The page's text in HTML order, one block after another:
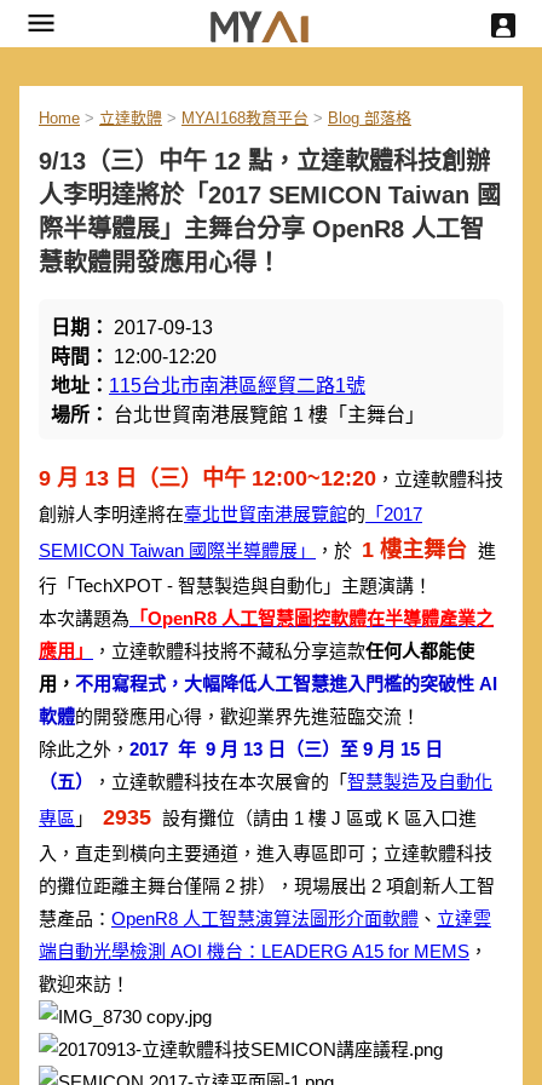
Home > 立達軟體 > MYAI168教育平台 > Blog 部落格
9/13（三）中午 12 點，立達軟體科技創辦
人李明達將於「2017 SEMICON Taiwan 國
際半導體展」主舞台分享 OpenR8 人工智
慧軟體開發應用心得！
日期：
2017-09-13
時間：
12:00-12:20
地址： 115台北市南港區經貿二路1號
場所：
台北世貿南港展覽館 1 樓「主舞台」
9 月 13 日（三）中午 12:00~12:20 ，立達軟體科技
創辦人李明達將在臺北世貿南港展覽館的 「2017
SEMICON Taiwan 國際半導體展」
，於 1 樓主舞台 進
行「TechXPOT - 智慧製造與自動化」主題演講！
本次講題為 「OpenR8 人工智慧圖控軟體在半導體產業之
應用」
，立達軟體科技將不藏私分享這款任何人都能使
用， 不用寫程式，大幅降低人工智慧進入門檻的突破性 AI
軟體的開發應用心得，歡迎業界先進蒞臨交流！
除此之外， 2017 年 9 月 13 日（三）至 9 月 15 日
（五）
，立達軟體科技在本次展會的「 智慧製造及自動化
專區 」 2935 設有攤位（請由 1 樓 J 區或 K 區入口進
入，直走到橫向主要通道，進入專區即可；立達軟體科技
的攤位距離主舞台僅隔 2 排），現場展出 2 項創新人工智
慧產品： OpenR8 人工智慧演算法圖形介面軟體 、 立達雲
端自動光學檢測 AOI 機台：LEADERG A15 for MEMS ，
歡迎來訪！